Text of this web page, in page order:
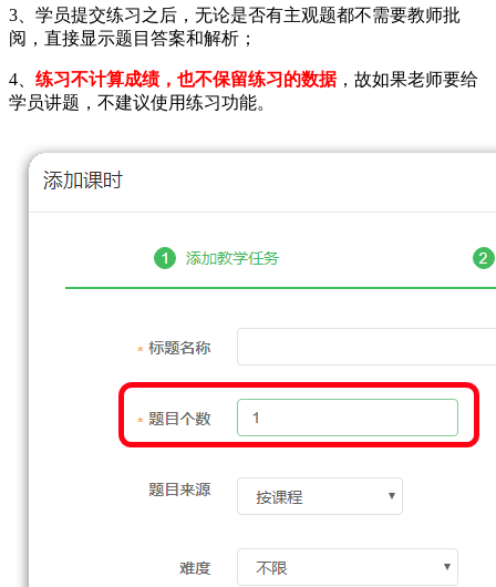
3、学员提交练习之后，无论是否有主观题都不需要教师批
阅，直接显示题目答案和解析；
4、 练习不计算成绩，也不保留练习的数据，故如果老师要给
学员讲题，不建议使用练习功能。